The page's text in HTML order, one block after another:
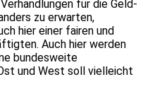
für die Geld-
zu erwarten,
hier einer fairen und
Auch hier werden
bundesweite
und West soll vielleicht